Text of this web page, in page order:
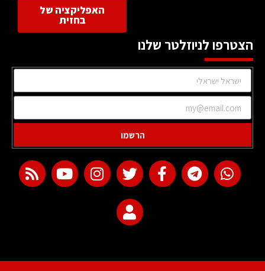
האפליקציה של
בחזית
הצטרפו לניוזלטר שלנו
הרשמו